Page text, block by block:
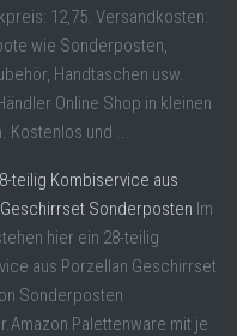
12,75. Versandkosten:
wie Sonderposten,
Handtaschen usw.
Online Shop in kleinen
Kostenlos und ...
teilig Kombiservice aus
Sonderposten Im
hier ein 28-teilig
aus Porzellan Geschirrset
Sonderposten
Palettenware mit je